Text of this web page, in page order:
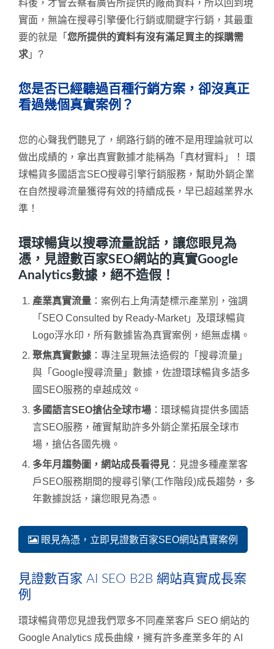
料後，才會去察看廣告所提供的廠商資料，所以回到現
實面，無論在搜尋引擎優化行銷或關鍵字行銷，其最重
要的就是「 您所提供的資料有沒有滿足買主的採購需
求 」?
您是否已經聽過百種行銷方案，卻沒真正
看過幾個真實案例？
您的心聲我們聽見了，網路行銷的確不是用理論就可以
做出成績的，拿出真實數據才能稱為「真材實料」！ 環
球暢貨多國語言SEO搜尋引擎行銷服務，幫助外銷企業
在自然搜尋流量獲得有效的持續成長，早已超越業界水
準！
環球暢貨以搜尋流量說話，讓您眼見為
憑，見證數百家SEO網站的真實Google
Analytics數據，絕不造假！
產業真實流量 ：案例右上角清楚標示產業別，強調
「SEO Consulted by Ready-Market」及環球暢貨
Logo浮水印，所有數據皆為真實案例，絕無虛構。
聚焦真實數據 ：專注呈現無法造假的「搜尋流量」
與「Google搜尋流量」數據，佐證環球暢貨多語多
國SEO服務的卓越成效。
多國語言SEO搶佔全球市場 ：環球暢貨提供多國語
言SEO服務，確實幫助許多外銷企業拓展全球市
場，搶佔各國先機。
多年月趨勢圖，網站成長看得見 ：見證多種產業客
戶SEO服務期間的搜尋引擎(工作階段)成長趨勢，多
年數據說話，讓您眼見為憑。
眼見為憑，立即見證數百家SEO網站真實案例
見證數百家 AI SEO B2B 網站真實成長案
例
環球暢貨帶您見證我們眾多不同產業客戶 SEO 網站的
Google Analytics 成長曲線，擁有許多產業多年的 AI